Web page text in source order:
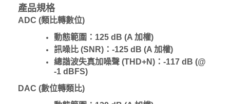
產品規格
ADC (類比轉數位)
動態範圍：125 dB (A 加權)
訊噪比 (SNR)：-125 dB (A 加權)
總諧波失真加噪聲 (THD+N)：-117 dB (@
-1 dBFS)
DAC (數位轉類比)